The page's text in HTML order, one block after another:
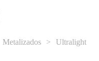
Metalizados >
Ultralight